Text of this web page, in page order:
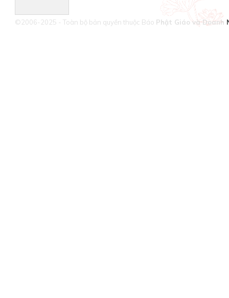
©2006-2025 - Toàn bộ bản quyền thuộc Báo Phật Giáo và Doanh